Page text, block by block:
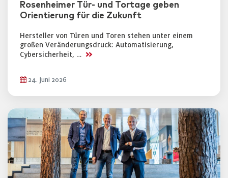
Rosenheimer Tür- und Tortage geben
Orientierung für die Zukunft
Hersteller von Türen und Toren stehen unter einem
großen Veränderungsdruck: Automatisierung,
Cybersicherheit, … >>
24. Juni 2026